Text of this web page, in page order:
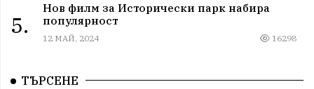
5.
Нов филм за Исторически парк набира
популярност
12 МАЙ, 2024 16298
ТЪРСЕНЕ